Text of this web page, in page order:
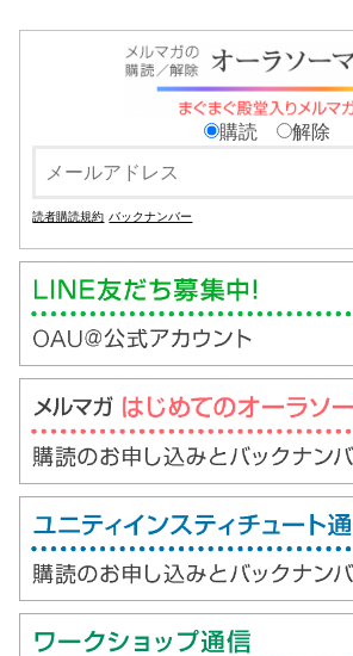
購読 解除
読者購読規約 バックナンバー